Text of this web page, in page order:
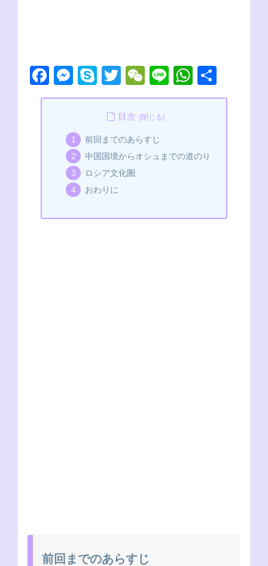
F
a
M
e
e
n
g
er
S
ky
p
e
T
wi
tt
er
W
e
C
h
at
Li
n
W
h
A
有
目次
前回までのあらすじ
中国国境からオシュまでの道のり
ロシア文化圏
おわりに
前回までのあらすじ